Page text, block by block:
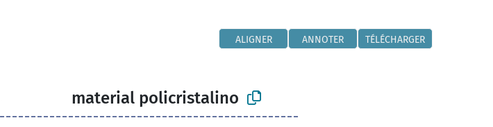
ALIGNER ANNOTER TÉLÉCHARGER
material policristalino